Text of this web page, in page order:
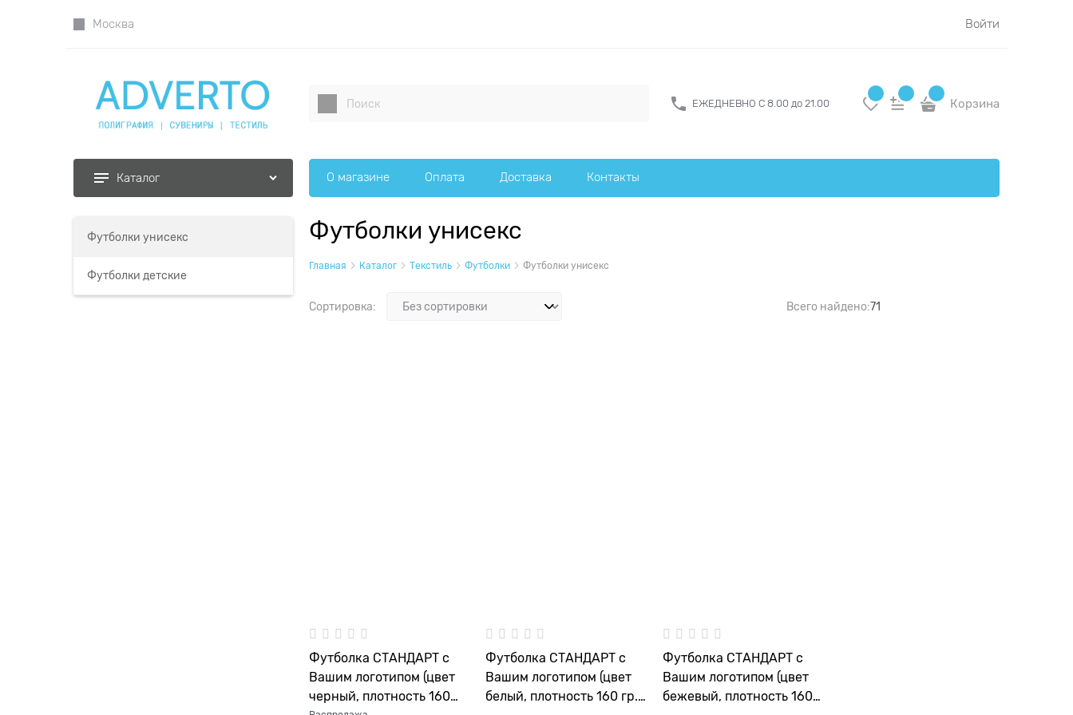
Москва Войти
ЕЖЕДНЕВНО С 8.00 до 21.00 Корзина
Каталог О магазине Оплата Доставка Контакты
Футболки унисекс
Футболки детские
Футболки унисекс
Главная Каталог Текстиль Футболки Футболки унисекс
Сортировка: Всего найдено:71
Футболка СТАНДАРТ с
Вашим логотипом (цвет
черный, плотность 160
Футболка СТАНДАРТ с
Вашим логотипом (цвет
белый, плотность 160 гр./
Футболка СТАНДАРТ с
Вашим логотипом (цвет
бежевый, плотность 160